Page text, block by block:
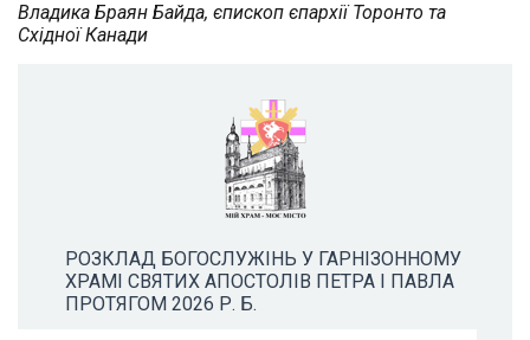
Владика Браян Байда, єпископ єпархії Торонто та
Східної Канади
РОЗКЛАД БОГОСЛУЖІНЬ У ГАРНІЗОННОМУ
ХРАМІ СВЯТИХ АПОСТОЛІВ ПЕТРА І ПАВЛА
ПРОТЯГОМ 2026 Р. Б.